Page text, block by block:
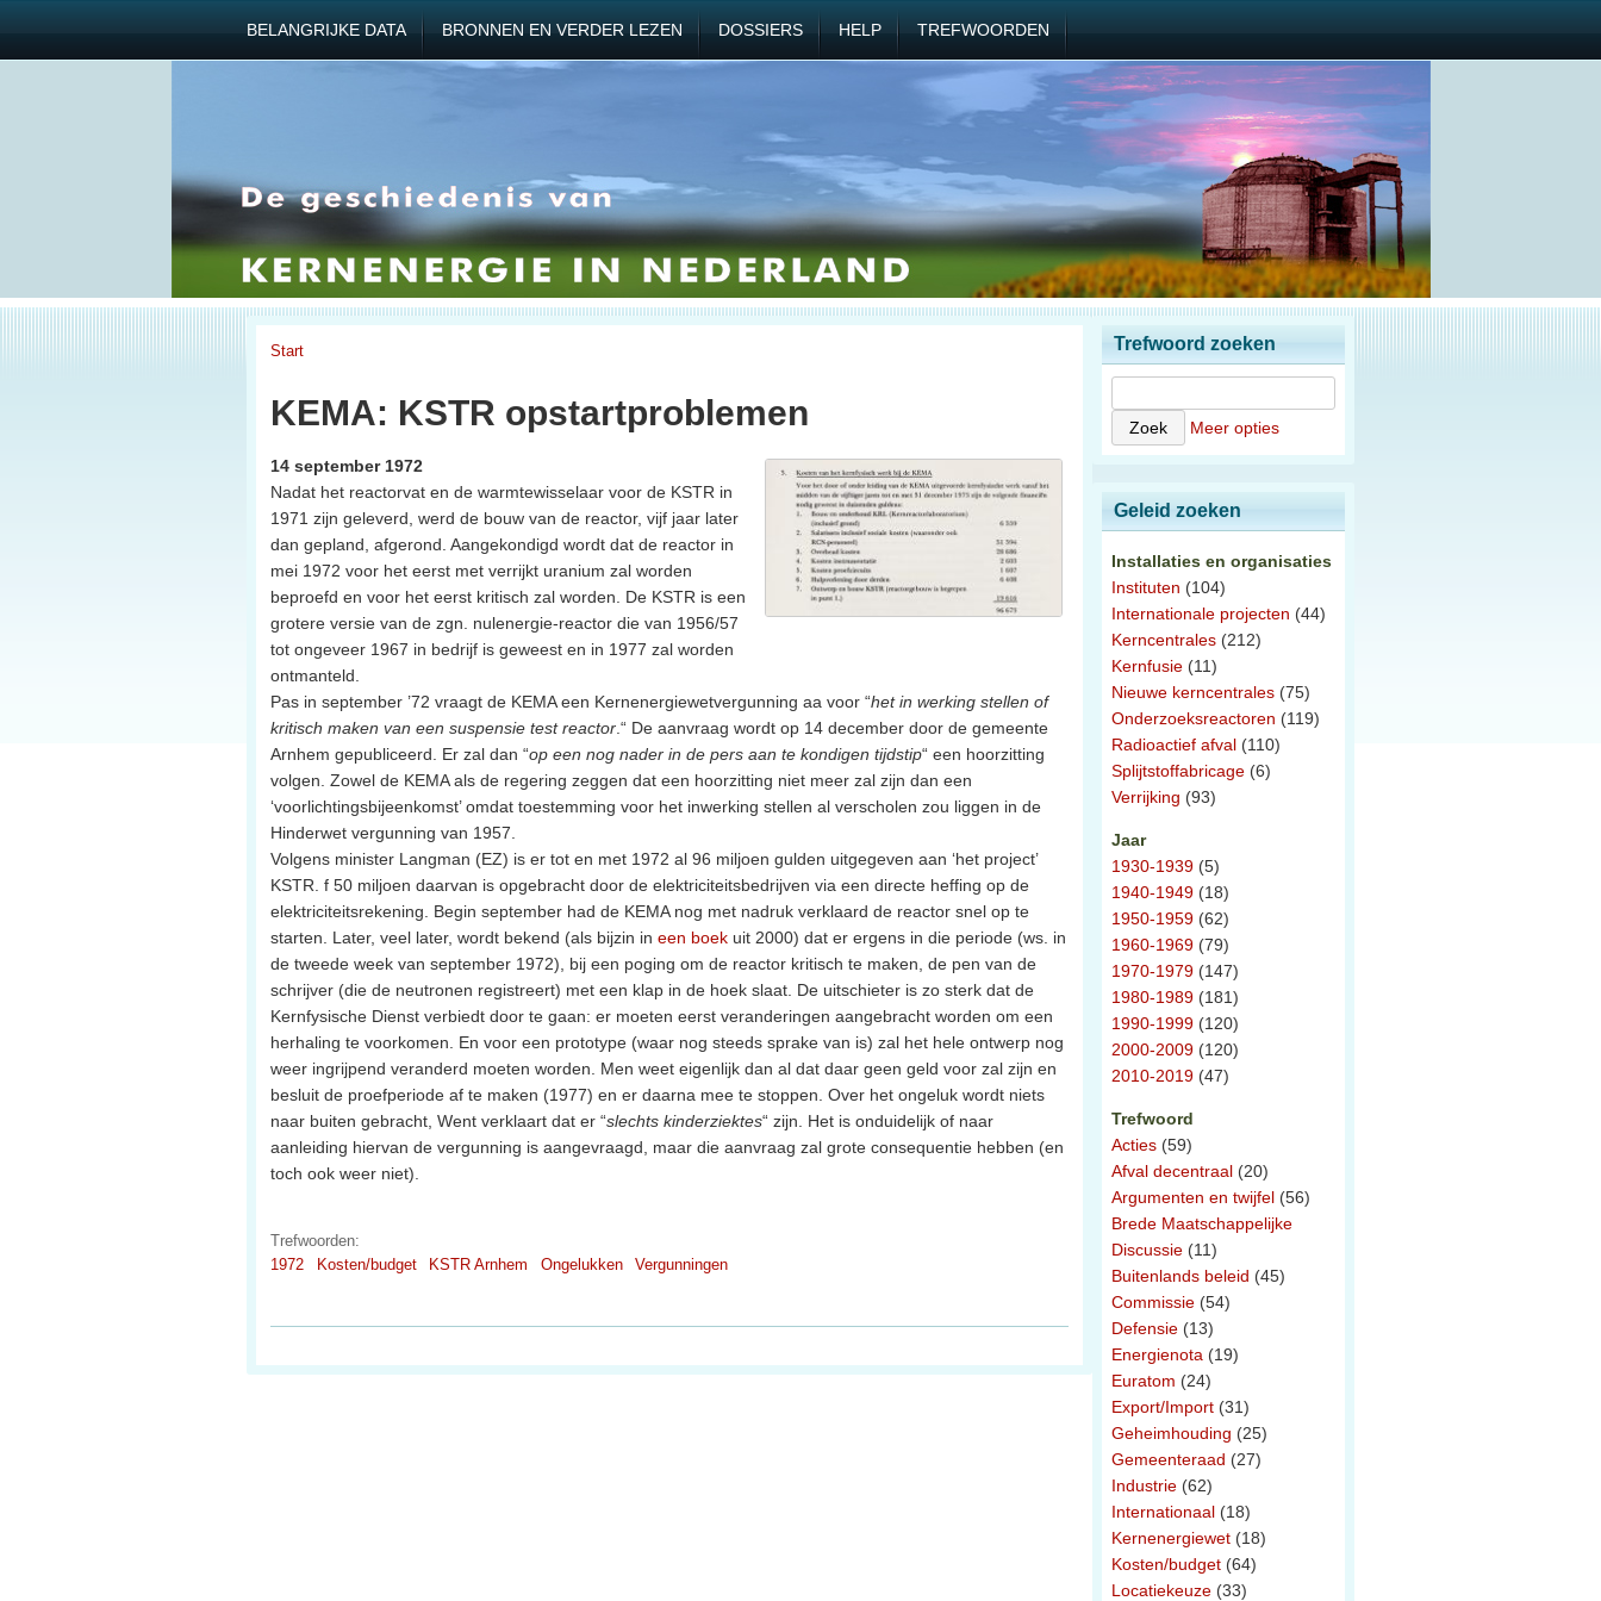
BELANGRIJKE DATA BRONNEN EN VERDER LEZEN DOSSIERS HELP TREFWOORDEN
Start
KEMA: KSTR opstartproblemen
14 september 1972
Nadat het reactorvat en de warmtewisselaar voor de KSTR in
1971 zijn geleverd, werd de bouw van de reactor, vijf jaar later
dan gepland, afgerond. Aangekondigd wordt dat de reactor in
mei 1972 voor het eerst met verrijkt uranium zal worden
beproefd en voor het eerst kritisch zal worden. De KSTR is een
grotere versie van de zgn. nulenergie-reactor die van 1956/57
tot ongeveer 1967 in bedrijf is geweest en in 1977 zal worden
ontmanteld.
Pas in september ’72 vraagt de KEMA een Kernenergiewetvergunning aa voor “het in werking stellen of
kritisch maken van een suspensie test reactor .“ De aanvraag wordt op 14 december door de gemeente
Arnhem gepubliceerd. Er zal dan “op een nog nader in de pers aan te kondigen tijdstip“ een hoorzitting
volgen. Zowel de KEMA als de regering zeggen dat een hoorzitting niet meer zal zijn dan een
‘voorlichtingsbijeenkomst’ omdat toestemming voor het inwerking stellen al verscholen zou liggen in de
Hinderwet vergunning van 1957.
Volgens minister Langman (EZ) is er tot en met 1972 al 96 miljoen gulden uitgegeven aan ‘het project’
KSTR. f 50 miljoen daarvan is opgebracht door de elektriciteitsbedrijven via een directe heffing op de
elektriciteitsrekening. Begin september had de KEMA nog met nadruk verklaard de reactor snel op te
starten. Later, veel later, wordt bekend (als bijzin in een boek uit 2000) dat er ergens in die periode (ws. in
de tweede week van september 1972), bij een poging om de reactor kritisch te maken, de pen van de
schrijver (die de neutronen registreert) met een klap in de hoek slaat. De uitschieter is zo sterk dat de
Kernfysische Dienst verbiedt door te gaan: er moeten eerst veranderingen aangebracht worden om een
herhaling te voorkomen. En voor een prototype (waar nog steeds sprake van is) zal het hele ontwerp nog
weer ingrijpend veranderd moeten worden. Men weet eigenlijk dan al dat daar geen geld voor zal zijn en
besluit de proefperiode af te maken (1977) en er daarna mee te stoppen. Over het ongeluk wordt niets
naar buiten gebracht, Went verklaart dat er “slechts kinderziektes“ zijn. Het is onduidelijk of naar
aanleiding hiervan de vergunning is aangevraagd, maar die aanvraag zal grote consequentie hebben (en
toch ook weer niet).
Trefwoorden:
1972
Kosten/budget KSTR Arnhem Ongelukken Vergunningen
Trefwoord zoeken
Meer opties
Geleid zoeken
Installaties en organisaties
Instituten (104)
Internationale projecten (44)
Kerncentrales (212)
Kernfusie (11)
Nieuwe kerncentrales (75)
Onderzoeksreactoren (119)
Radioactief afval (110)
Splijtstoffabricage (6)
Verrijking (93)
Jaar
1930-1939 (5)
1940-1949 (18)
1950-1959 (62)
1960-1969 (79)
1970-1979 (147)
1980-1989 (181)
1990-1999 (120)
2000-2009 (120)
2010-2019 (47)
Trefwoord
Acties (59)
Afval decentraal (20)
Argumenten en twijfel (56)
Brede Maatschappelijke
Discussie (11)
Buitenlands beleid (45)
Commissie (54)
Defensie (13)
Energienota (19)
Euratom (24)
Export/Import (31)
Geheimhouding (25)
Gemeenteraad (27)
Industrie (62)
Internationaal (18)
Kernenergiewet (18)
Kosten/budget (64)
Locatiekeuze (33)